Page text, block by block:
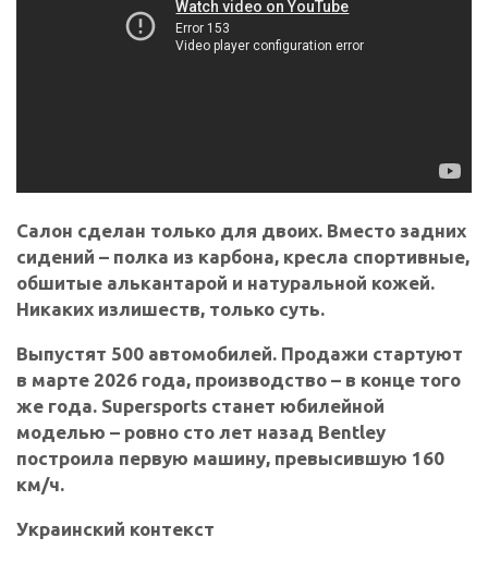
Салон сделан только для двоих. Вместо задних
сидений – полка из карбона, кресла спортивные,
обшитые алькантарой и натуральной кожей.
Никаких излишеств, только суть.
Выпустят 500 автомобилей. Продажи стартуют
в марте 2026 года, производство – в конце того
же года. Supersports станет юбилейной
моделью – ровно сто лет назад Bentley
построила первую машину, превысившую 160
км/ч.
Украинский контекст